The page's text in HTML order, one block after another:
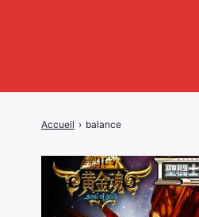
Accueil › balance